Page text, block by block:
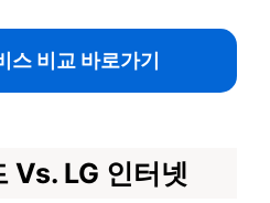
스 비교 바로가기
Vs. LG 인터넷